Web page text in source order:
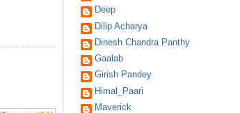
Deep
Dilip Acharya
Dinesh Chandra Panthy
Gaalab
Girish Pandey
Himal_Paari
Maverick